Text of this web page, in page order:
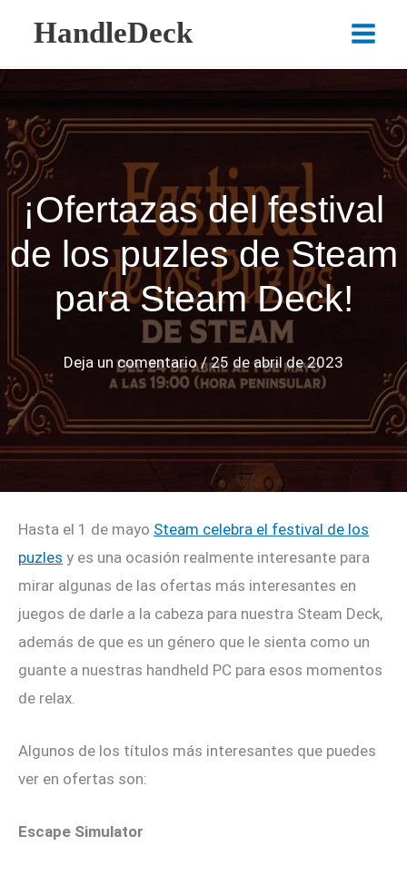
contenido
HandleDeck
Main
Menu
¡Ofertazas del festival
de los puzles de Steam
para Steam Deck!
Deja un comentario /25 de abril de 2023
Hasta el 1 de mayo Steam celebra el festival de los
puzles y es una ocasión realmente interesante para
mirar algunas de las ofertas más interesantes en
juegos de darle a la cabeza para nuestra Steam Deck,
además de que es un género que le sienta como un
guante a nuestras handheld PC para esos momentos
de relax.
Algunos de los títulos más interesantes que puedes
ver en ofertas son:
Escape Simulator